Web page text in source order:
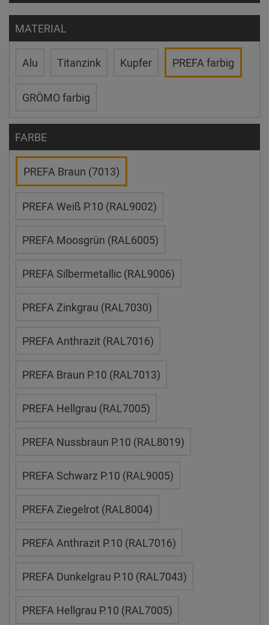
MATERIAL
Alu Titanzink Kupfer PREFA farbig
GRÖMO farbig
FARBE
PREFA Braun (7013)
PREFA Weiß P.10 (RAL9002)
PREFA Moosgrün (RAL6005)
PREFA Silbermetallic (RAL9006)
PREFA Zinkgrau (RAL7030)
PREFA Anthrazit (RAL7016)
PREFA Braun P.10 (RAL7013)
PREFA Hellgrau (RAL7005)
PREFA Nussbraun P.10 (RAL8019)
PREFA Schwarz P.10 (RAL9005)
PREFA Ziegelrot (RAL8004)
PREFA Anthrazit P.10 (RAL7016)
PREFA Dunkelgrau P.10 (RAL7043)
PREFA Hellgrau P.10 (RAL7005)